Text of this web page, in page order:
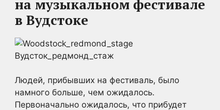
на музыкальном фестивале
в Вудстоке
Людей, прибывших на фестиваль, было
намного больше, чем ожидалось.
Первоначально ожидалось, что прибудет